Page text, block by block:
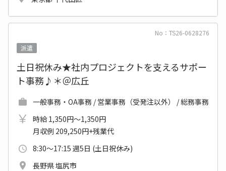
No：TS26-0628276
派遣
土日祝休み★社内プロジェクトを支えるサポー
ト事務♪＊＠広丘
一般事務・OA事務 / 営業事務（受発注以外） / 総務事務
時給 1,350円～1,350円
月収例 209,250円+残業代
8:30～17:15 週5日 (土日祝休み)
長野県 塩尻市